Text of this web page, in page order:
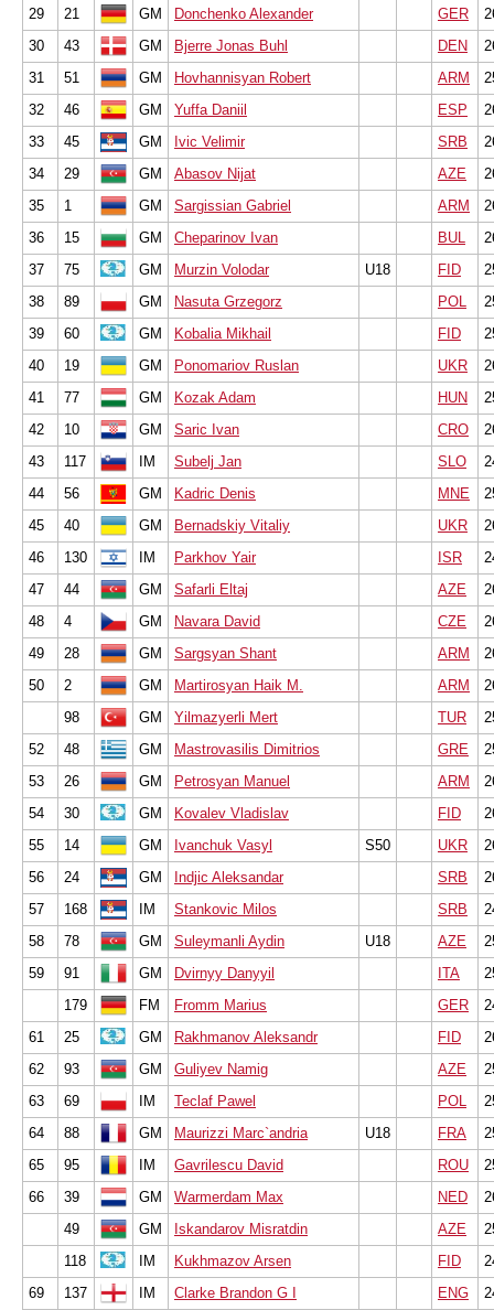
29
21 GM Donchenko Alexander GER
30
43 GM Bjerre Jonas Buhl DEN
31
51 GM Hovhannisyan Robert ARM
32
46 GM Yuffa Daniil ESP
33
45 GM Ivic Velimir SRB
34
29 GM Abasov Nijat AZE
35
1 GM Sargissian Gabriel ARM
36
15 GM Cheparinov Ivan BUL
37
75 GM Murzin Volodar U18 FID
38
89 GM Nasuta Grzegorz POL
39
60 GM Kobalia Mikhail FID
40
19 GM Ponomariov Ruslan UKR
41
77 GM Kozak Adam HUN
42
10 GM Saric Ivan CRO
43
117 IM Subelj Jan SLO
44
56 GM Kadric Denis MNE
45
40 GM Bernadskiy Vitaliy UKR
46
130 IM Parkhov Yair ISR
47
44 GM Safarli Eltaj AZE
48
4 GM Navara David CZE
49
28 GM Sargsyan Shant ARM
50
2 GM Martirosyan Haik M. ARM
98
GM Yilmazyerli Mert TUR
52
48 GM Mastrovasilis Dimitrios GRE
53
26 GM Petrosyan Manuel ARM
54
30 GM Kovalev Vladislav FID
55
14 GM Ivanchuk Vasyl S50 UKR
56
24 GM Indjic Aleksandar SRB
57
168 IM Stankovic Milos SRB
58
78 GM Suleymanli Aydin U18 AZE
59
91 GM Dvirnyy Danyyil ITA
179
FM Fromm Marius GER
61
25 GM Rakhmanov Aleksandr FID
62
93 GM Guliyev Namig AZE
63
69 IM Teclaf Pawel POL
64
88 GM Maurizzi Marc`andria U18 FRA
65
95 IM Gavrilescu David ROU
66
39 GM Warmerdam Max NED
49
GM Iskandarov Misratdin AZE
118
IM Kukhmazov Arsen FID
69
137 IM Clarke Brandon G I ENG